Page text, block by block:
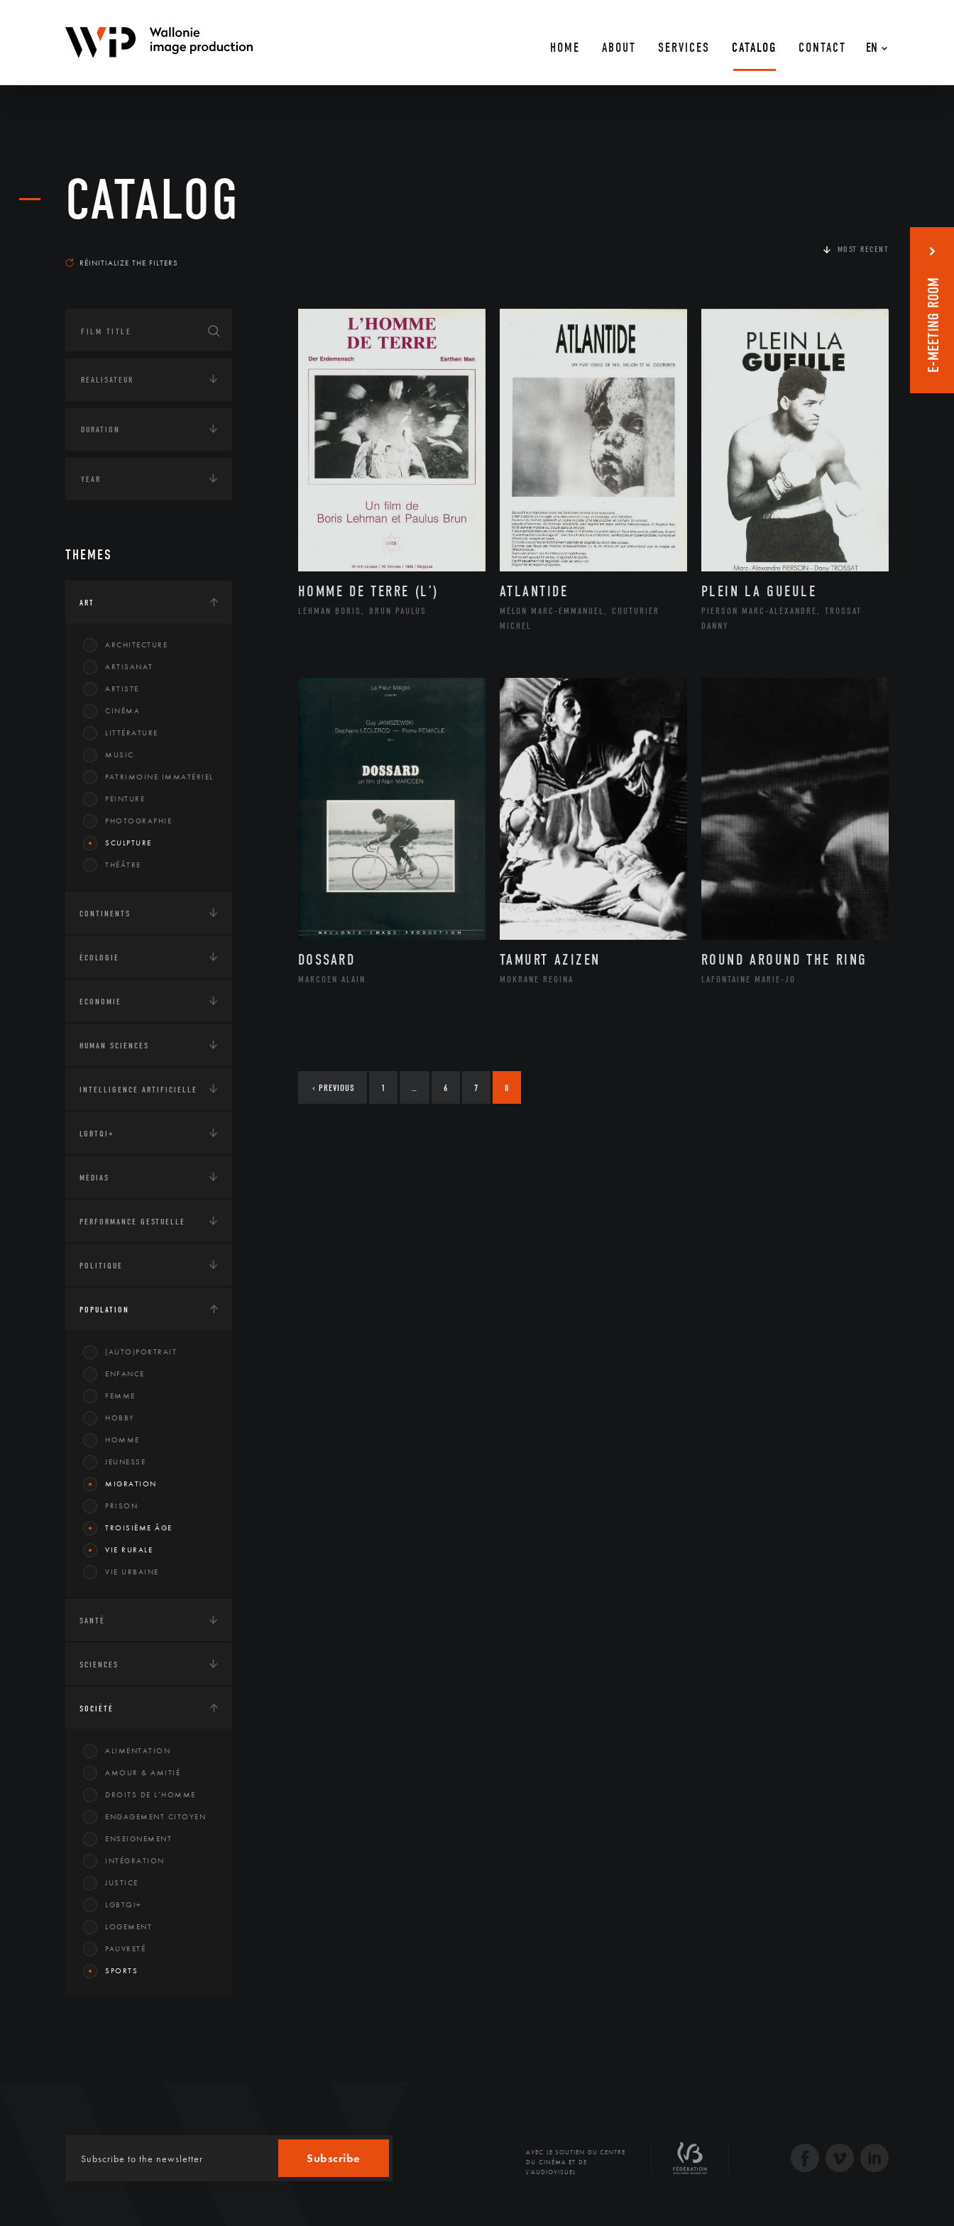
EN
HOME ABOUT SERVICES CATALOG CONTACT
CATALOG
RÉINITIALIZE THE FILTERS
THEMES
ART
ARCHITECTURE
ARTISANAT
ARTISTE
CINÉMA
LITTÉRATURE
MUSIC
PATRIMOINE IMMATÉRIEL
PEINTURE
PHOTOGRAPHIE
SCULPTURE
THÉÂTRE
CONTINENTS
ÉCOLOGIE
ECONOMIE
HUMAN SCIENCES
INTELLIGENCE ARTIFICIELLE
LGBTQI+
MÉDIAS
PERFORMANCE GESTUELLE
POLITIQUE
POPULATION
(AUTO)PORTRAIT
ENFANCE
FEMME
HOBBY
HOMME
JEUNESSE
MIGRATION
PRISON
TROISIÈME ÂGE
VIE RURALE
VIE URBAINE
SANTÉ
SCIENCES
SOCIÉTÉ
ALIMENTATION
AMOUR & AMITIÉ
DROITS DE L’HOMME
ENGAGEMENT CITOYEN
ENSEIGNEMENT
INTÉGRATION
JUSTICE
LGBTQI+
LOGEMENT
PAUVRETÉ
SPORTS
MOST RECENT
HOMME DE TERRE (L’)
LEHMAN BORIS, BRUN PAULUS
ATLANTIDE
MÉLON MARC-EMMANUEL, COUTURIER
MICHEL
PLEIN LA GUEULE
PIERSON MARC-ALEXANDRE, TROSSAT
DANNY
DOSSARD
MARCOEN ALAIN
TAMURT AZIZEN
MOKRANE REGINA
ROUND AROUND THE RING
LAFONTAINE MARIE-JO
‹ PREVIOUS 1 … 6 7 8
Subscribe
AVEC LE SOUTIEN DU CENTRE
DU CINÉMA ET DE
L'AUDIOVISUEL
E-MEETING ROOM